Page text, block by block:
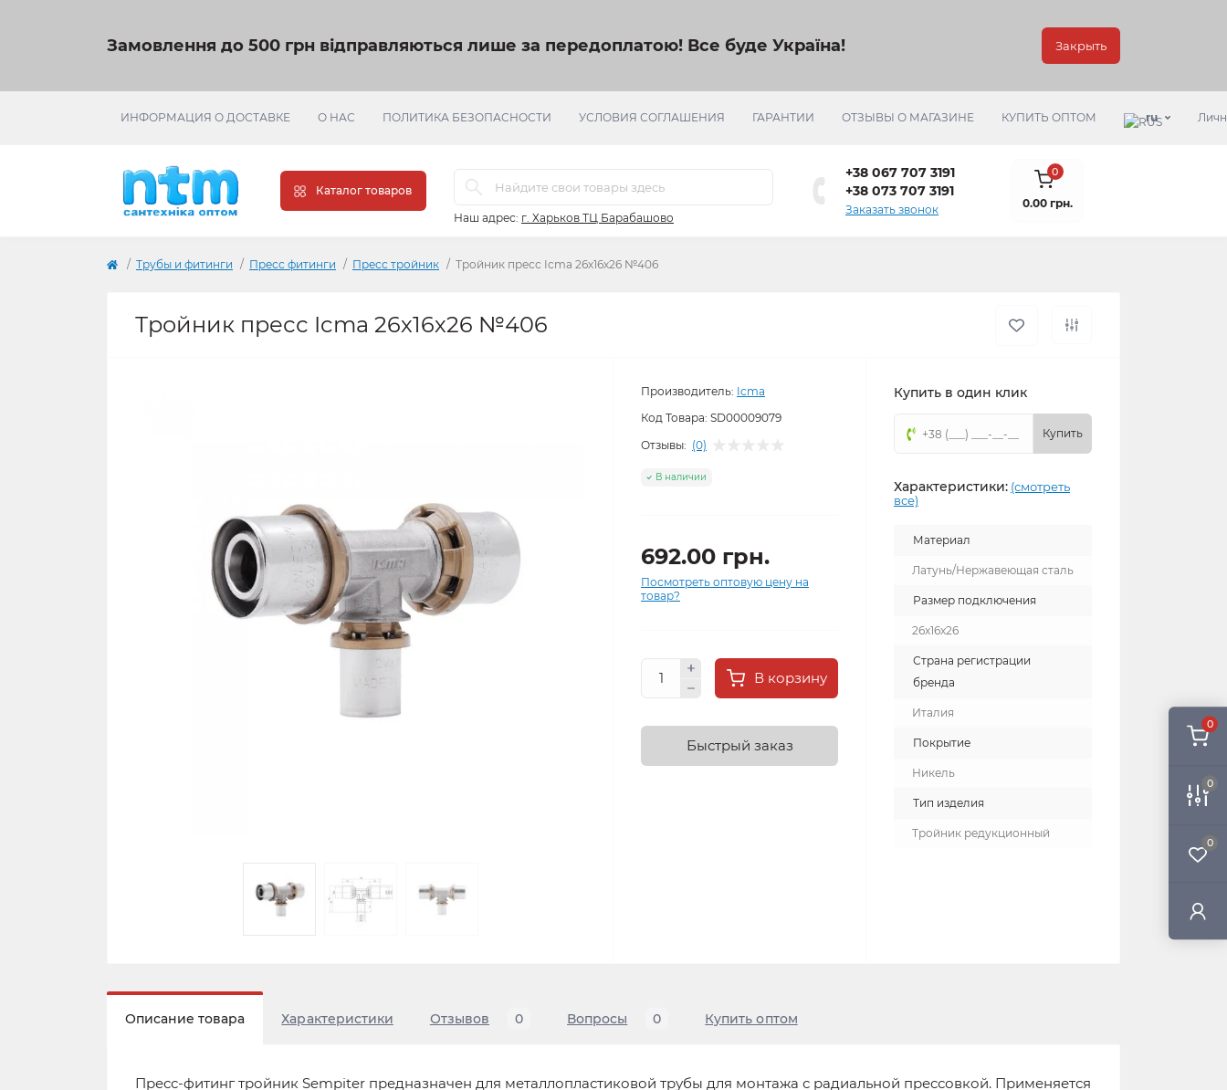
0
0
0
Замовлення до 500 грн відправляються лише за передоплатою! Все буде Україна! Закрыть
ИНФОРМАЦИЯ О ДОСТАВКЕ О НАС ПОЛИТИКА БЕЗОПАСНОСТИ УСЛОВИЯ СОГЛАШЕНИЯ ГАРАНТИИ ОТЗЫВЫ О МАГАЗИНЕ КУПИТЬ ОПТОМ ru
Каталог товаров
Наш адрес: г. Харьков ТЦ Барабашово
+38 067 707 3191
+38 073 707 3191
Заказать звонок
0
0.00 грн.
Трубы и фитинги Пресс фитинги Пресс тройник Тройник пресс Icma 26х16х26 №406
Тройник пресс Icma 26х16х26 №406
Производитель: Icma
Код Товара: SD00009079
Отзывы: (0)
В наличии
692.00 грн.
Посмотреть оптовую цену на
товар?
В корзину
Быстрый заказ
Купить в один клик
Купить
Характеристики: (смотреть
все)
Материал
Латунь/Нержавеющая сталь
Размер подключения
26x16x26
Страна регистрации
бренда
Италия
Покрытие
Никель
Тип изделия
Тройник редукционный
Описание товара Характеристики Отзывов 0 Вопросы 0 Купить оптом
Пресс-фитинг тройник Sempiter предназначен для металлопластиковой трубы для монтажа с радиальной прессовкой. Применяется